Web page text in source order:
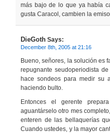
más bajo de lo que ya había
gusta Caracol, cambien la
DieGoth Says:
December 8th, 2005 at 21:16
Bueno, señores, la solución es
repugnante seudoperiodista
hace sondeos para medir su
haciendo bulto.
Entonces el gerente
aguantárselo otro mes
enteren de las bellaquerías
Cuando ustedes, y la mayor